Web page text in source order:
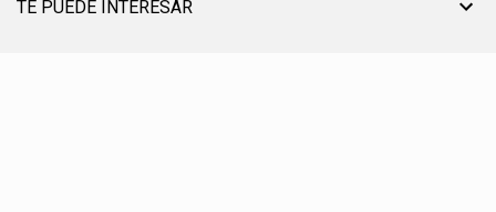
TE PUEDE INTERESAR